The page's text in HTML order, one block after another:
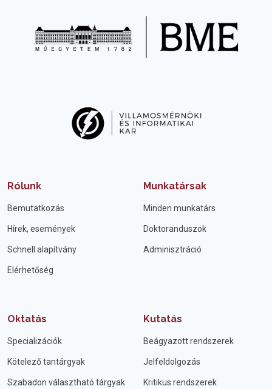
Rólunk
Bemutatkozás
Hírek, események
Schnell alapítvány
Elérhetőség
Munkatársak
Minden munkatárs
Doktoranduszok
Adminisztráció
Oktatás
Specializációk
Kötelező tantárgyak
Szabadon választható tárgyak
Kutatás
Beágyazott rendszerek
Jelfeldolgozás
Kritikus rendszerek